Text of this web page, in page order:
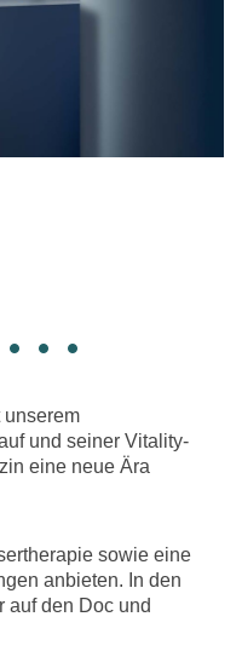
unserem
und seiner Vitality-
eine neue Ära
sowie eine
anbieten. In den
auf den Doc und